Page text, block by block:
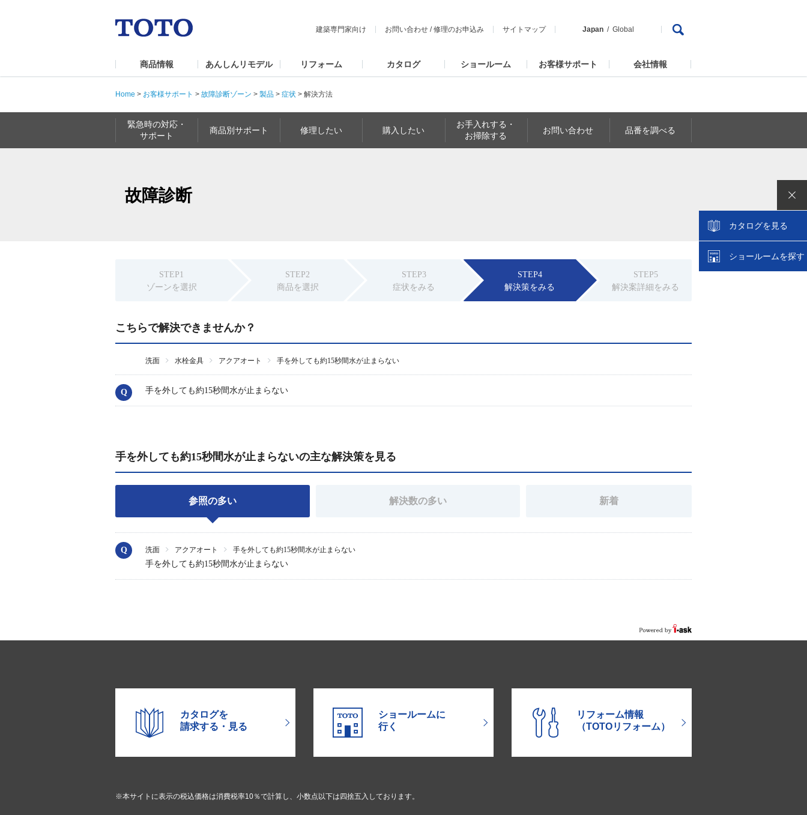
建築専門家向け お問い合わせ /修理のお申込み サイトマップ Japan Global
商品情報 あんしんリモデル リフォーム カタログ ショールーム お客様サポート 会社情報
Home > お客様サポート > 故障診断ゾーン > 製品 > 症状 > 解決方法
緊急時の対応・
サポート
商品別サポート 修理したい 購入したい
お手入れする・
お掃除する
お問い合わせ 品番を調べる
カタログを見る
ショールームを探す
故障診断
STEP1
ゾーンを選択
STEP2
商品を選択
STEP3
症状をみる
STEP4
解決策をみる
STEP5
解決案詳細をみる
こちらで解決できませんか？
洗面 水栓金具 アクアオート 手を外しても約15秒間水が止まらない
手を外しても約15秒間水が止まらない
手を外しても約15秒間水が止まらないの主な解決策を見る
参照の多い 解決数の多い 新着
洗面 アクアオート 手を外しても約15秒間水が止まらない
手を外しても約15秒間水が止まらない
カタログを
請求する・見る
ショールームに
行く
リフォーム情報
（TOTOリフォーム）
※本サイトに表示の税込価格は消費税率10％で計算し、小数点以下は四捨五入しております。